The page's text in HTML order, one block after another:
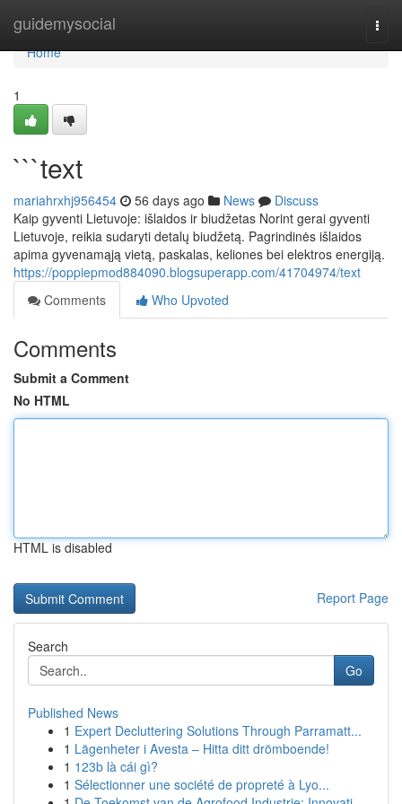
guidemysocial
Home
Home
1
```text
mariahrxhj956454 56 days ago News
Discuss
Kaip gyventi Lietuvoje: išlaidos ir biudžetas Norint gerai gyventi
Lietuvoje, reikia sudaryti detalų biudžetą. Pagrindinės išlaidos
apima gyvenamąją vietą, paskalas, keliones bei elektros energiją.
https://poppiepmod884090.blogsuperapp.com/41704974/text
Comments
Who Upvoted
Comments
Submit a Comment
No HTML
HTML is disabled
Report Page
Search
Go
Published News
1 Expert Decluttering Solutions Through Parramatt...
1 Lägenheter i Avesta – Hitta ditt drömboende!
1 123b là cái gì?
1 Sélectionner une société de propreté à Lyo...